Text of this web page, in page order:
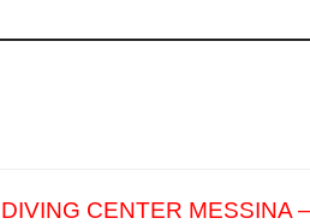
CENTER MESSINA